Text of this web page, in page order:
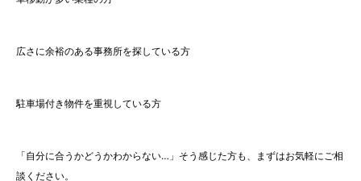
広さに余裕のある事務所を探している方
駐車場付き物件を重視している方
「自分に合うかどうかわからない…」そう感じた方も、まずはお気軽にご相
談ください。